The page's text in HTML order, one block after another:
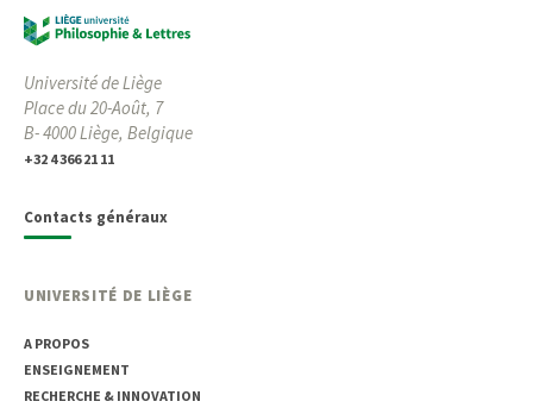
Université de Liège
Place du 20-Août, 7
B- 4000 Liège, Belgique
+32 4 366 21 11
Contacts généraux
UNIVERSITÉ DE LIÈGE
A PROPOS
ENSEIGNEMENT
RECHERCHE & INNOVATION